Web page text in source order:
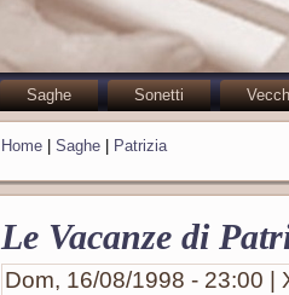
Saghe Sonetti
Home Saghe Patrizia
Le Vacanze di
Dom, 16/08/1998 - 23:00 |